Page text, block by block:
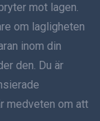
mot lagen.
om lagligheten
inom din
den. Du är
medveten om att